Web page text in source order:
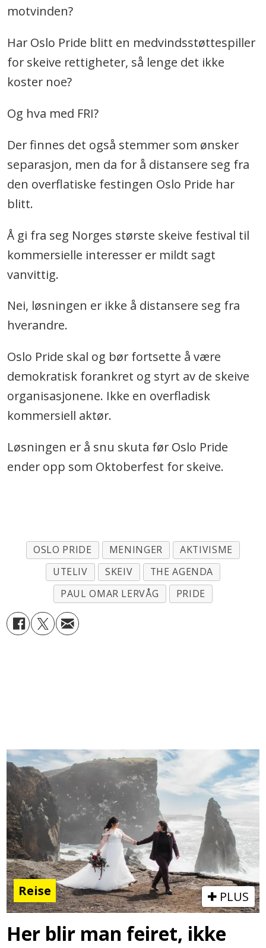
motvinden?
Har Oslo Pride blitt en medvindsstøttespiller
for skeive rettigheter, så lenge det ikke
koster noe?
Og hva med FRI?
Der finnes det også stemmer som ønsker
separasjon, men da for å distansere seg fra
den overflatiske festingen Oslo Pride har
blitt.
Å gi fra seg Norges største skeive festival til
kommersielle interesser er mildt sagt
vanvittig.
Nei, løsningen er ikke å distansere seg fra
hverandre.
Oslo Pride skal og bør fortsette å være
demokratisk forankret og styrt av de skeive
organisasjonene. Ikke en overfladisk
kommersiell aktør.
Løsningen er å snu skuta før Oslo Pride
ender opp som Oktoberfest for skeive.
OSLO PRIDE MENINGER
AKTIVISME
UTELIV
SKEIV
THE AGENDA
PAUL OMAR LERVÅG
PRIDE
Reise PLUS
Her blir man feiret, ikke